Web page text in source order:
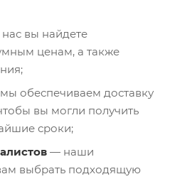
вы найдете
ценам, а также
обеспечиваем доставку
вы могли получить
сроки;
— наши
выбрать подходящую